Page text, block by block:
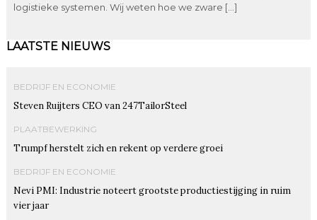
logistieke systemen. Wij weten hoe we zware […]
LAATSTE NIEUWS
BEDRIJF EN ECONOMIE
Steven Ruijters CEO van 247TailorSteel
PLAATBEWERKING
Trumpf herstelt zich en rekent op verdere groei
BEDRIJF EN ECONOMIE
Nevi PMI: Industrie noteert grootste productiestijging in ruim
vier jaar